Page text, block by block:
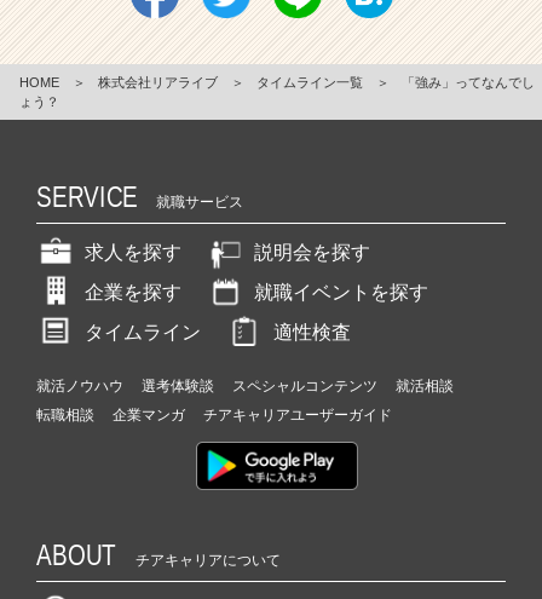
HOME ＞ 株式会社リアライブ ＞ タイムライン一覧 ＞
「強み」ってなんでし
ょう？
SERVICE 就職サービス
求人を探す
説明会を探す
企業を探す
就職イベントを探す
タイムライン
適性検査
就活ノウハウ 選考体験談 スペシャルコンテンツ
就活相談
転職相談
企業マンガ チアキャリアユーザーガイド
ABOUT チアキャリアについて